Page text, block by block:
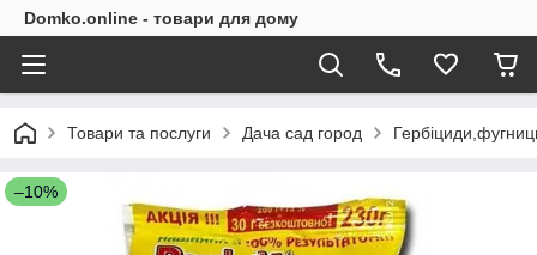
Domko.online - товари для дому
Товари та послуги Дача сад город
–10%